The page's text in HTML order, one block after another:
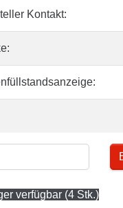
Kontakt:
verfügbar (4 Stk.)